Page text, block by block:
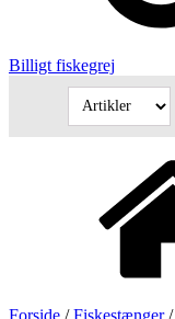
Billigt fiskegrej
Forside /Fiskestænger/